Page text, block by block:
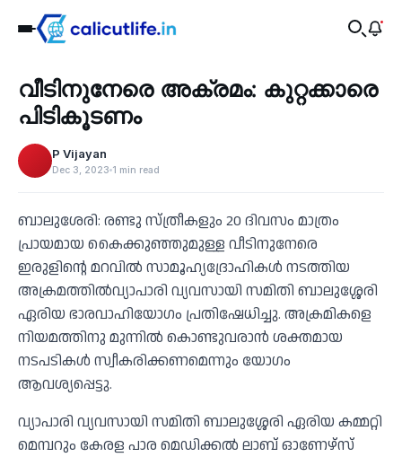
‹
Recent
വീടിനുനേരെ അക്രമം: കുറ്റക്കാരെ
പിടികൂടണം
P Vijayan
Dec 3, 2023 1 min read
ബാലുശേരി: രണ്ടു സ്ത്രീകളും 20 ദിവസം മാത്രം
പ്രായമായ കൈക്കുഞ്ഞുമുള്ള വീടിനുനേരെ
ഇരുളിന്റെ മറവിൽ സാമൂഹ്യദ്രോഹികൾ നടത്തിയ
അക്രമത്തിൽവ്യാപാരി വ്യവസായി സമിതി ബാലുശ്ശേരി
ഏരിയ ഭാരവാഹിയോഗം പ്രതിഷേധിച്ചു. അക്രമികളെ
നിയമത്തിനു മുന്നിൽ കൊണ്ടുവരാൻ ശക്തമായ
നടപടികൾ സ്വീകരിക്കണമെന്നും യോഗം
ആവശ്യപ്പെട്ടു.
വ്യാപാരി വ്യവസായി സമിതി ബാലുശ്ശേരി ഏരിയ കമ്മറ്റി
മെമ്പറും കേരള പാര മെഡിക്കൽ ലാബ് ഓണേഴ്സ്